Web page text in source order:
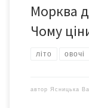
Морква
Чому
літо овочі
автор Ясницька